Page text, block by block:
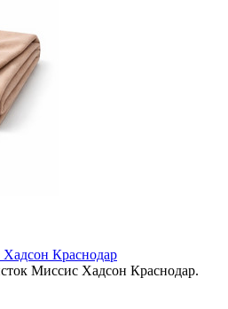
Миссис Хадсон Краснодар.